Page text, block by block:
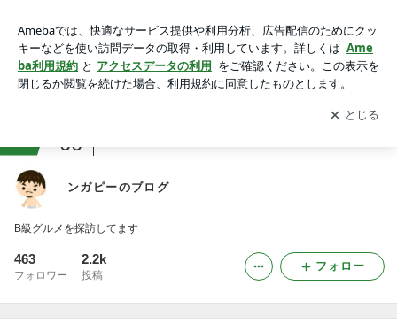
アプリをダウンロードして ブログの更新通知
を受け取りまし
ょう。
開く
66
ンガピーのブログ
B級グルメを探訪してます
463
フォロワー
2.2k
投稿
フォロー